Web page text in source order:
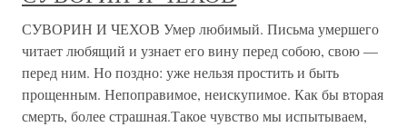
СУВОРИН И ЧЕХОВ Умер любимый. Письма умершего
читает любящий и узнает его вину перед собою, свою —
перед ним. Но поздно: уже нельзя простить и быть
прощенным. Непоправимое, неискупимое. Как бы вторая
смерть, более страшная.Такое чувство мы испытываем,